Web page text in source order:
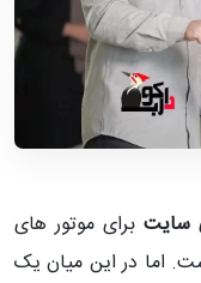
سایت برای موتور های
اما در این میان یک